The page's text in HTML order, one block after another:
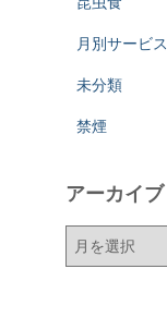
月別サービス
未分類
禁煙
アーカイブ
ア